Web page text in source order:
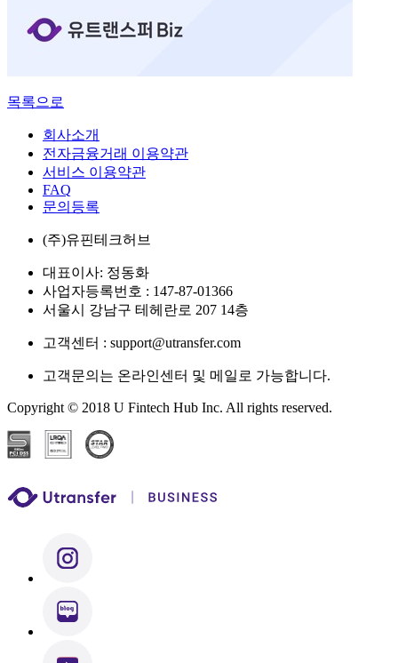
목록으로
회사소개
전자금융거래 이용약관
서비스 이용약관
FAQ
문의등록
(주)유핀테크허브
대표이사: 정동화
사업자등록번호 : 147-87-01366
서울시 강남구 테헤란로 207 14층
고객센터 : support@utransfer.com
고객문의는 온라인센터 및 메일로 가능합니다.
Copyright © 2018 U Fintech Hub Inc. All rights reserved.